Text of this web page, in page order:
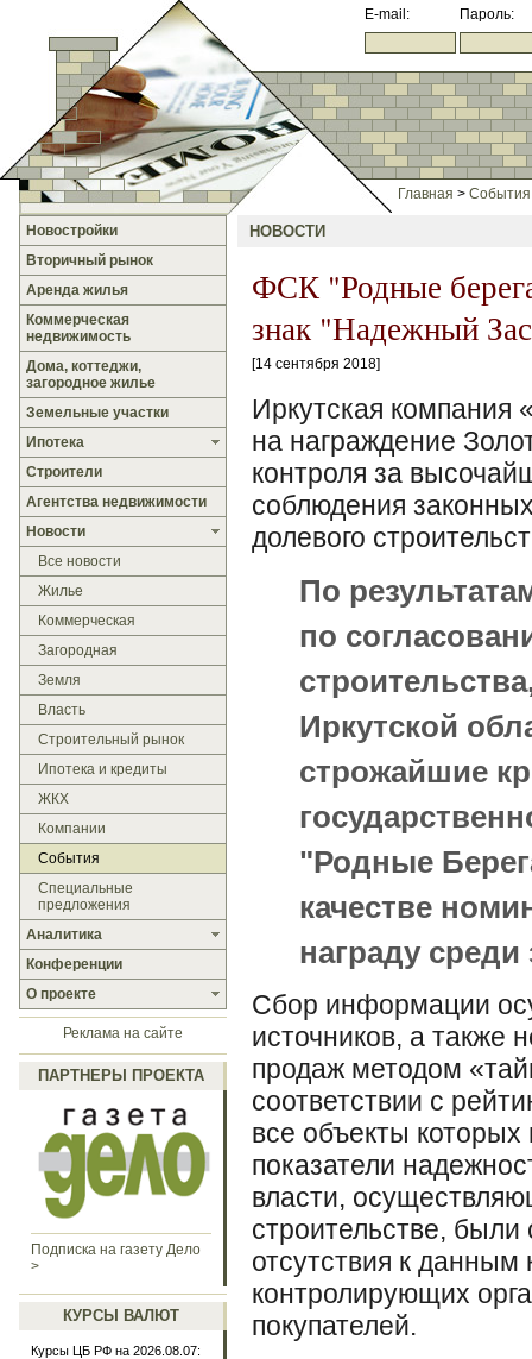
E-mail: Пароль:
Главная > События
Новостройки
Вторичный рынок
Аренда жилья
Коммерческая
недвижимость
Дома, коттеджи,
загородное жилье
Земельные участки
Ипотека
Строители
Агентства недвижимости
Новости
Все новости
Жилье
Коммерческая
Загородная
Земля
Власть
Строительный рынок
Ипотека и кредиты
ЖКХ
Компании
События
Специальные
предложения
Аналитика
Конференции
О проекте
Реклама на сайте
ПАРТНЕРЫ ПРОЕКТА
Подписка на газету Дело
>
КУРСЫ ВАЛЮТ
Курсы ЦБ РФ на 2026.08.07:
НОВОСТИ
ФСК "Родные
знак "Надежный
14 сентября 2018
Иркутская компания
на награждение
контроля за
соблюдения
долевого
По
по
Иркутской
строжайшие
"Родные
качестве
награду
Сбор информации
источников, а также
продаж методом
соответствии с
все объекты
показатели
власти,
строительстве,
отсутствия к
контролирующих
покупателей.